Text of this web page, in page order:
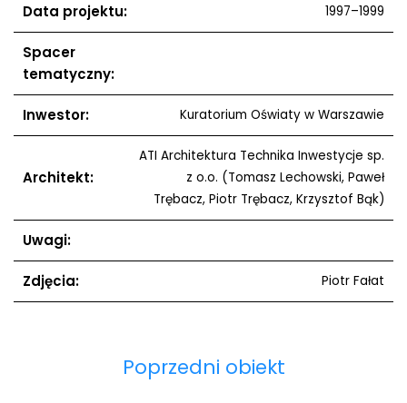
Data projektu: 1997–1999
Spacer
tematyczny:
Inwestor: Kuratorium Oświaty w Warszawie
Architekt:
ATI Architektura Technika Inwestycje sp.
z o.o. (Tomasz Lechowski, Paweł
Trębacz, Piotr Trębacz, Krzysztof Bąk)
Uwagi:
Zdjęcia: Piotr Fałat
Poprzedni obiekt